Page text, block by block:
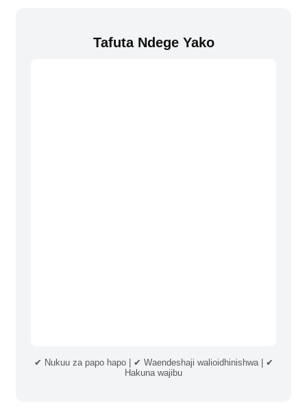
Tafuta Ndege Yako
✔ Nukuu za papo hapo | ✔ Waendeshaji walioidhinishwa | ✔
Hakuna wajibu